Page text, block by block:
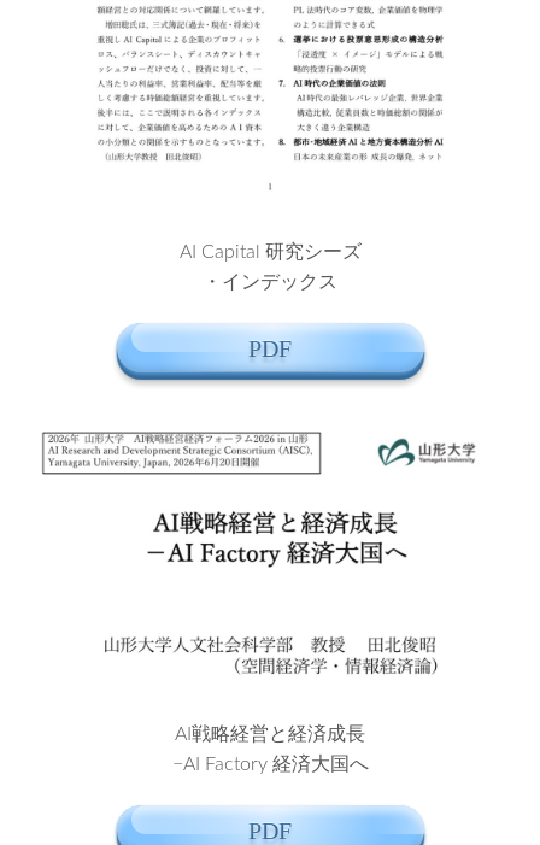
AI Capital 研究シーズ
・インデックス
PDF
AI戦略経営と経済成⻑
−AI Factory 経済⼤国へ
PDF